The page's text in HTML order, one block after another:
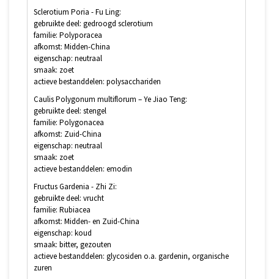
Sclerotium Poria - Fu Ling:
gebruikte deel: gedroogd sclerotium
familie: Polyporacea
afkomst: Midden-China
eigenschap: neutraal
smaak: zoet
actieve bestanddelen: polysacchariden
Caulis Polygonum multiflorum – Ye Jiao Teng:
gebruikte deel: stengel
familie: Polygonacea
afkomst: Zuid-China
eigenschap: neutraal
smaak: zoet
actieve bestanddelen: emodin
Fructus Gardenia - Zhi Zi:
gebruikte deel: vrucht
familie: Rubiacea
afkomst: Midden- en Zuid-China
eigenschap: koud
smaak: bitter, gezouten
actieve bestanddelen: glycosiden o.a. gardenin, organische
zuren